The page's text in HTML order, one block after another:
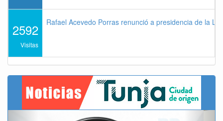
2592
Visitas
Rafael Acevedo Porras renunció a presidencia de la